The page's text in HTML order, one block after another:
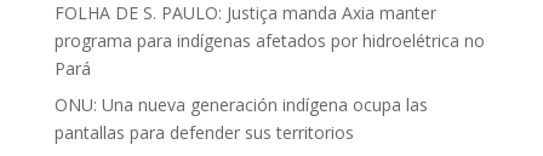
FOLHA DE S. PAULO: Justiça manda Axia manter
programa para indígenas afetados por hidroelétrica no
Pará
ONU: Una nueva generación indígena ocupa las
pantallas para defender sus territorios